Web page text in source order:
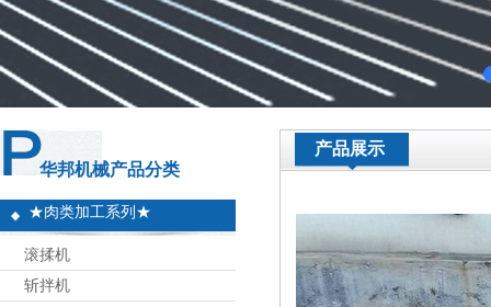
华邦机械产品分类
★肉类加工系列★
滚揉机
斩拌机
产品展示